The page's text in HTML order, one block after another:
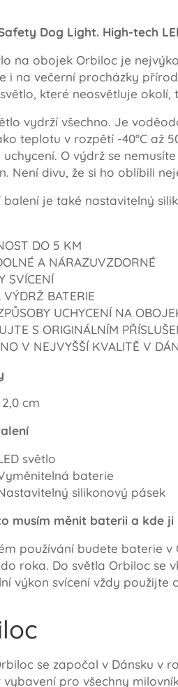
Dog Light. High-tech
na obojek Orbiloc je
i na večerní procházky
které neosvětluje okolí,
vydrží všechno. Je
teplotu v rozpětí -40°C až
uchycení. O výdrž se
Není divu, že si ho oblíbili
balení je také nastavitelný
DO 5 KM
A NÁRAZUVZDORNÉ
SVÍCENÍ
VÝDRŽ BATERIE
UCHYCENÍ NA
S ORIGINÁLNÍM
V NEJVYŠŠÍ KVALITĚ V
cm
světlo
baterie
silikonový pásek
musím měnit baterii a kde ji
používání budete baterie
roka. Do světla Orbiloc se
výkon svícení vždy použijte
se započal v Dánsku v
vybavení pro všechny